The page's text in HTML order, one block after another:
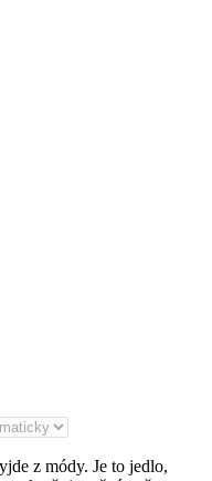
z módy. Je to jedlo,